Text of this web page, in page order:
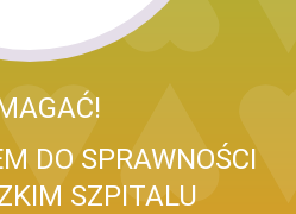
DO SPRAWNOŚCI
SZPITALU